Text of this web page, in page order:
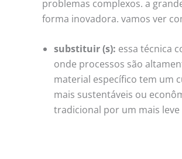
problemas complexos. a
forma inovadora. vamos ver
substituir (s): essa técnica
onde processos são
material específico tem um
mais sustentáveis ou
tradicional por um mais